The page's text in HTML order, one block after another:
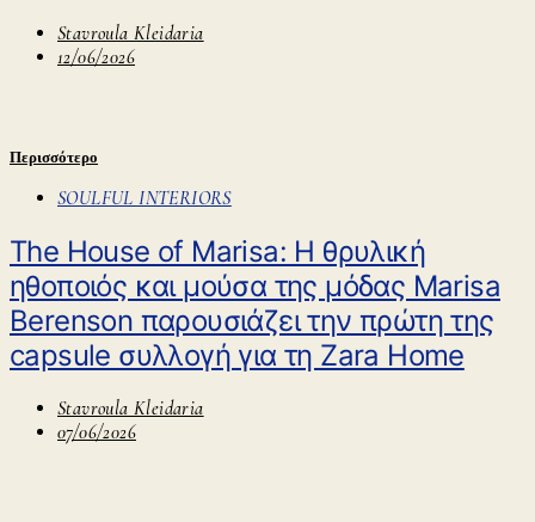
Stavroula Kleidaria
12/06/2026
Περισσότερο
SOULFUL INTERIORS
The House of Marisa: Η θρυλική
ηθοποιός και μούσα της μόδας Marisa
Berenson παρουσιάζει την πρώτη της
capsule συλλογή για τη Zara Home
Stavroula Kleidaria
07/06/2026